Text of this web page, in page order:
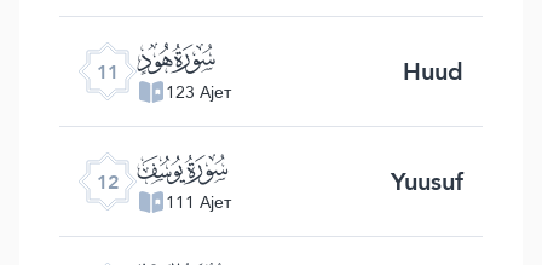
11 ﮗ
123 Ајет Huud
12 ﮘ
111 Ајет Yuusuf